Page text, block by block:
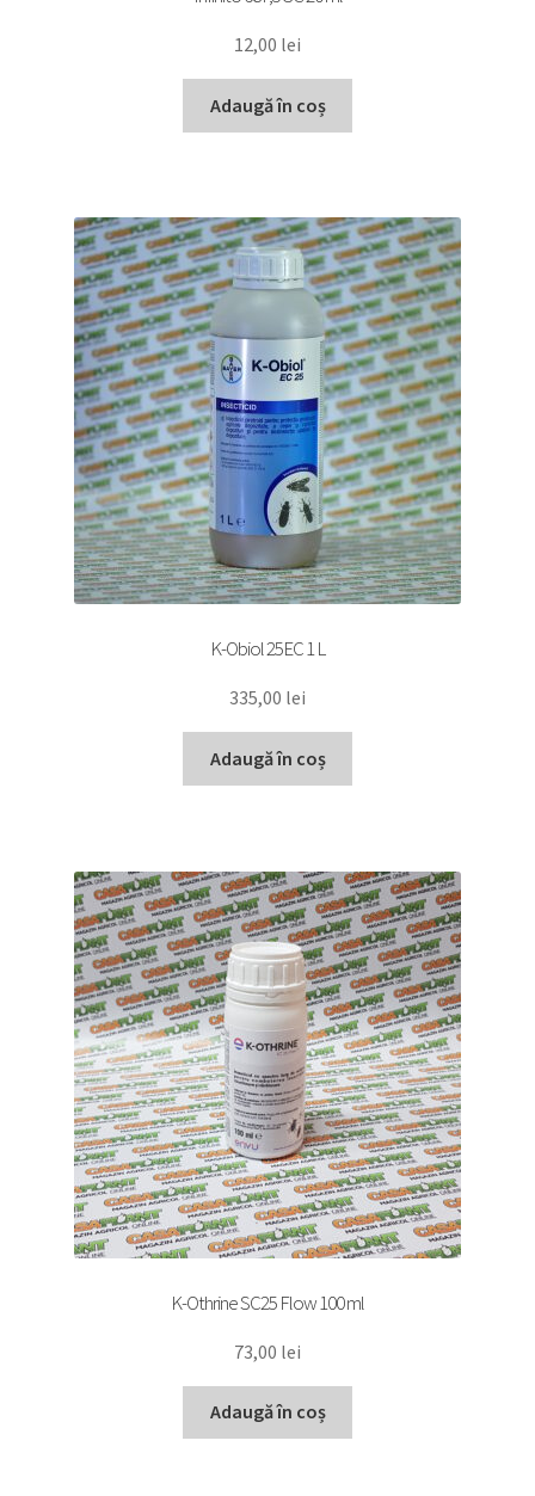
12,00 lei
Adaugă în coș
K-Obiol 25EC 1 L
335,00 lei
Adaugă în coș
K-Othrine SC25 Flow 100 ml
73,00 lei
Adaugă în coș